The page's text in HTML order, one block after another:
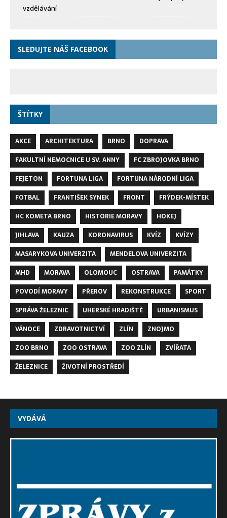
vzdělávání
SLEDUJTE NÁŠ FACEBOOK
ŠTÍTKY
AKCE ARCHITEKTURA BRNO
DOPRAVA
FAKULTNÍ NEMOCNICE U SV. ANNY
FC ZBROJOVKA BRNO
FEJETON
FORTUNA LIGA
FORTUNA NÁRODNÍ LIGA
FOTBAL
FRANTIŠEK SYNEK FRONT
FRÝDEK-MÍSTEK
HC KOMETA BRNO
HISTORIE MORAVY
HOKEJ
JIHLAVA
KAUZA KORONAVIRUS KVÍZ
KVÍZY
MASARYKOVA UNIVERZITA
MENDELOVA UNIVERZITA
MHD
MORAVA OLOMOUC OSTRAVA
PAMÁTKY
POVODÍ MORAVY
PŘEROV REKONSTRUKCE
SPORT
SPRÁVA ŽELEZNIC
UHERSKÉ HRADIŠTĚ
URBANISMUS
VÁNOCE
ZDRAVOTNICTVÍ ZLÍN
ZNOJMO
ZOO BRNO
ZOO OSTRAVA ZOO ZLÍN
ZVÍŘATA
ŽELEZNICE
ŽIVOTNÍ PROSTŘEDÍ
VYDÁVÁ